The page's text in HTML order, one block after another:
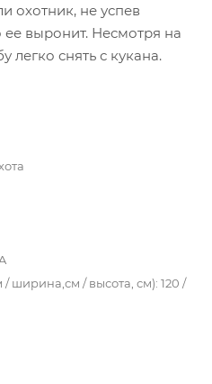
охотник, не успев
ее выронит. Несмотря на
легко снять с кукана.
/ ширина,см / высота, см): 120 /